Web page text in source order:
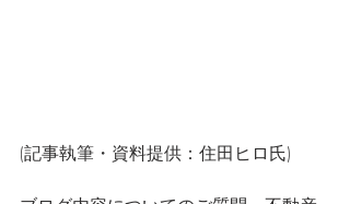
(記事執筆・資料提供：住田ヒロ氏)